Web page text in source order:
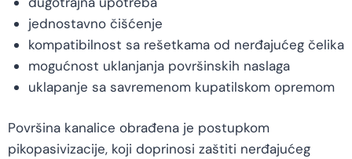
jednostavno čišćenje
kompatibilnost sa rešetkama od nerđajućeg čelika
mogućnost uklanjanja površinskih naslaga
uklapanje sa savremenom kupatilskom opremom
Površina kanalice obrađena je postupkom
pikopasivizacije, koji doprinosi zaštiti nerđajućeg